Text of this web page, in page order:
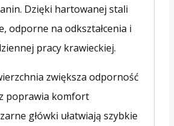
Dzięki hartowanej stali
odporne na odkształcenia i
pracy krawieckiej.
zwiększa odporność
poprawia komfort
główki ułatwiają szybkie